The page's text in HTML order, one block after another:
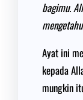
bagimu.
Ayat ini
kepada
mungkin